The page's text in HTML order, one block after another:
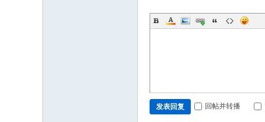
发表回复 回帖并转播